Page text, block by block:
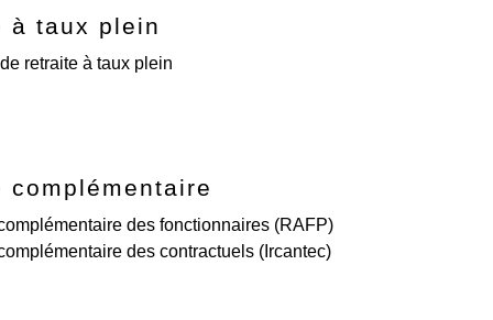
à taux plein
retraite à taux plein
complémentaire
des fonctionnaires (RAFP)
des contractuels (Ircantec)